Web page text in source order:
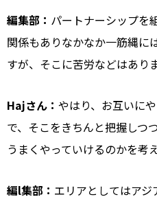
編集部： パートナーシップを
関係もありなかなか一筋縄に
すが、そこに苦労などはあり
Hajさん： やはり、お互いに
で、そこをきちんと把握しつ
うまくやっていけるのかを考
編l集部： エリアとしてはアジ